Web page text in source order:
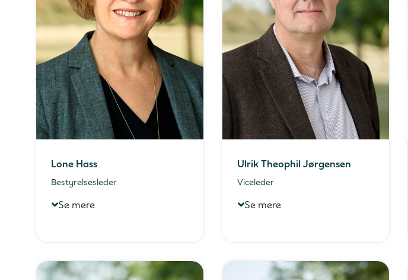
Lone Hass
Bestyrelsesleder
Se mere
Ulrik Theophil Jørgensen
Viceleder
Se mere